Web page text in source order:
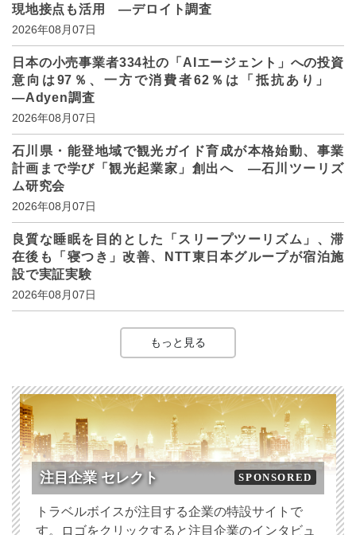
現地接点も活用 ―デロイト調査
2026年08月07日
日本の小売事業者334社の「AIエージェント」への投資
意向は97％、一方で消費者62％は「抵抗あり」
―Adyen調査
2026年08月07日
石川県・能登地域で観光ガイド育成が本格始動、事業
計画まで学び「観光起業家」創出へ ―石川ツーリズ
ム研究会
2026年08月07日
良質な睡眠を目的とした「スリープツーリズム」、滞
在後も「寝つき」改善、NTT東日本グループが宿泊施
設で実証実験
2026年08月07日
もっと見る
注目企業 セレクト SPONSORED
トラベルボイスが注目する企業の特設サイトで
す。ロゴをクリックすると注目企業のインタビュ